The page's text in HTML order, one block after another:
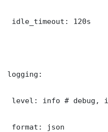
idle_timeout: 120s
logging:
level: info # debug,
format: json